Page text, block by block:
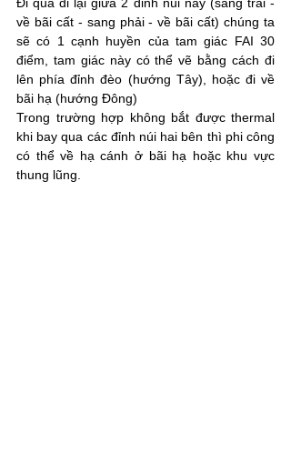
về bãi cất - sang phải - về bãi cất) chúng ta
sẽ có 1 cạnh huyền của tam giác FAI 30
điểm, tam giác này có thể vẽ bằng cách đi
lên phía đỉnh đèo (hướng Tây), hoặc đi về
bãi hạ (hướng Đông)
Trong trường hợp không bắt được thermal
khi bay qua các đỉnh núi hai bên thì phi công
có thể về hạ cánh ở bãi hạ hoặc khu vực
thung lũng.